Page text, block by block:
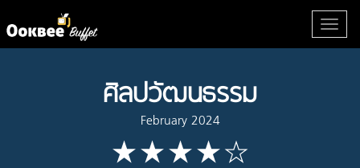
ศิลปวัฒนธรรม
February 2024